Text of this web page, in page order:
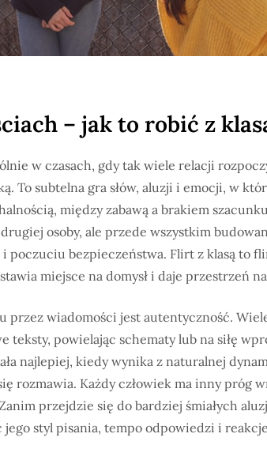
– jak to robić z
w czasach, gdy tak wiele relacji
To subtelna gra słów, aluzji i emocji, w
między zabawą a brakiem
osoby, ale przede wszystkim
poczuciu bezpieczeństwa. Flirt z klasą to
miejsce na domysł i daje przestrzeń
przez wiadomości jest autentyczność.
teksty, powielając schematy lub na siłę
najlepiej, kiedy wynika z naturalnej
rozmawia. Każdy człowiek ma inny próg
przejdzie się do bardziej śmiałych
styl pisania, tempo odpowiedzi i